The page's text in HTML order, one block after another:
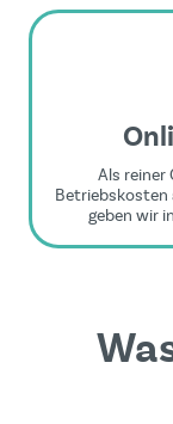
Als reiner
Betriebskosten
geben wir